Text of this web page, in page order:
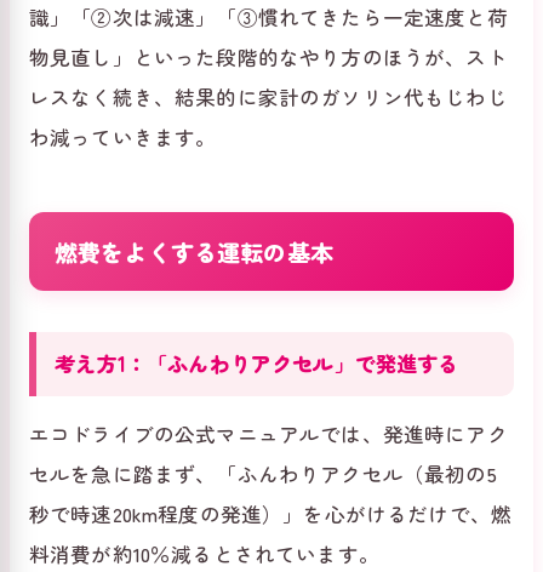
識」「②次は減速」「③慣れてきたら一定速度と荷
物見直し」といった段階的なやり方のほうが、スト
レスなく続き、結果的に家計のガソリン代もじわじ
わ減っていきます。
燃費をよくする運転の基本
考え方1：「ふんわりアクセル」で発進する
エコドライブの公式マニュアルでは、発進時にアク
セルを急に踏まず、「ふんわりアクセル（最初の5
秒で時速20km程度の発進）」を心がけるだけで、燃
料消費が約10％減るとされています。